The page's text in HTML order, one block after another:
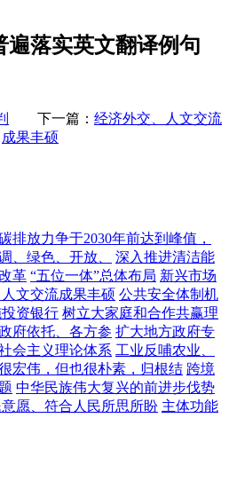
遍落实英文翻译例句
下一篇： 经济外交、人文交流
成果丰硕
排放力争于2030年前达到峰值，
、绿色、开放、
深入推进清洁能
革 “五位一体”总体布局 新兴市场
文交流成果丰硕 公共安全体制机
资银行 树立大家庭和合作共赢理
府依托、各方参 扩大地方政府专
会主义理论体系 工业反哺农业、
宏伟，但也很朴素，归根结 跨境
中华民族伟大复兴的前进步伐势
愿、符合人民所思所盼 主体功能